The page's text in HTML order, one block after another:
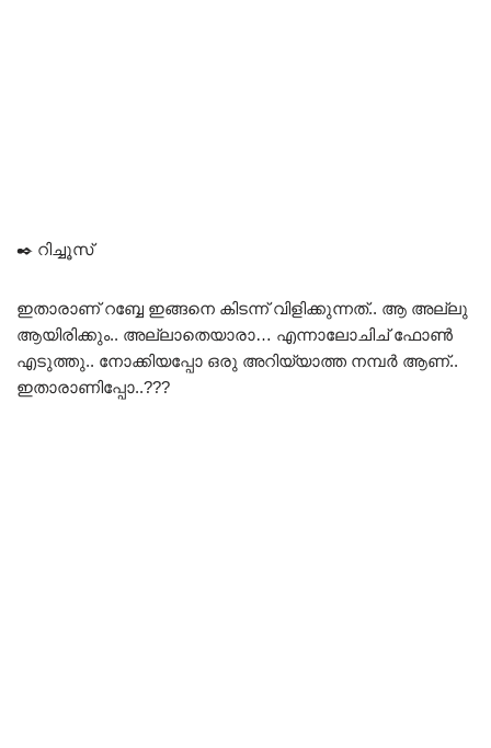
✒️ റിച്ചൂസ്
ഇതാരാണ് റബ്ബേ ഇങ്ങനെ കിടന്ന് വിളിക്കുന്നത്.. ആ അല്ലു
ആയിരിക്കും.. അല്ലാതെയാരാ… എന്നാലോചിച് ഫോൺ
എടുത്തു.. നോക്കിയപ്പോ ഒരു അറിയ്യാത്ത നമ്പർ ആണ്..
ഇതാരാണിപ്പോ..???